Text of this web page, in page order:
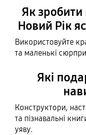
Як зробити
Новий Рік
Використовуйте
та маленькі
Які
Конструктори,
та пізнавальні
уяву.